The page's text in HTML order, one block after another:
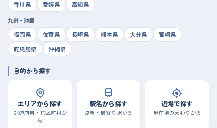
香川県
愛媛県 高知県
九州・沖縄
福岡県
佐賀県 長崎県 熊本県 大分県
宮崎県
鹿児島県
沖縄県
目的から探す
エリアから探す
都道府県・市区町村か
ら
駅名から探す
路線・最寄り駅から
近場で探す
現在地のまわりから